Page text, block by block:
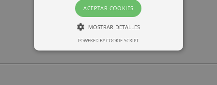
ACEPTAR COOKIES
MOSTRAR DETALLES
RENDIMIENTO
POWERED BY COOKIE-SCRIPT